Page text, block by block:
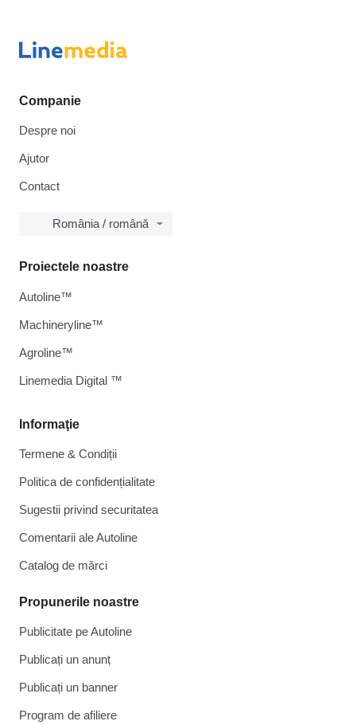
Companie
Despre noi
Ajutor
Contact
România / română
Informaţie
Termene & Condiții
Politica de confidențialitate
Sugestii privind securitatea
Comentarii ale Autoline
Catalog de mărcі
Propunerile noastre
Publicitate pe Autoline
Publicați un anunț
Publicați un banner
Program de afiliere
Proiectele noastre
Autoline™
Machineryline™
Agroline™
Linemedia Digital ™